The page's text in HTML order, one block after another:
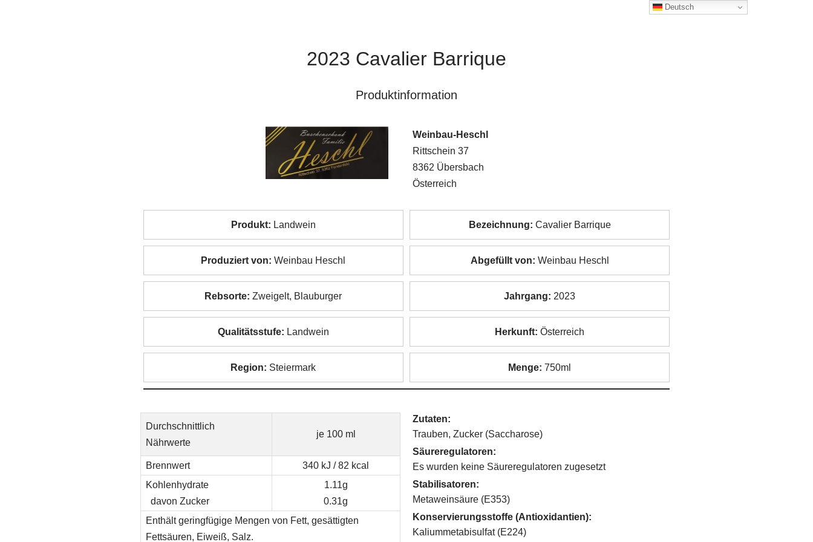
2023 Cavalier Barrique
Produktinformation
Weinbau-Heschl
Rittschein 37
8362 Übersbach
Österreich
Produkt: Landwein Bezeichnung: Cavalier Barrique
Produziert von: Weinbau Heschl Abgefüllt von: Weinbau Heschl
Rebsorte: Zweigelt, Blauburger Jahrgang: 2023
Qualitätsstufe: Landwein Herkunft: Österreich
Region: Steiermark Menge: 750ml
Durchschnittlich
Nährwerte
je 100 ml
Brennwert
340 kJ / 82 kcal
Kohlenhydrate
davon Zucker
1.11g
0.31g
Enthält geringfügige Mengen von Fett, gesättigten
Fettsäuren, Eiweiß, Salz.
Zutaten:
Trauben, Zucker (Saccharose)
Säureregulatoren:
Es wurden keine Säureregulatoren zugesetzt
Stabilisatoren:
Metaweinsäure (E353)
Konservierungsstoffe (Antioxidantien):
Kaliummetabisulfat (E224)
Deutsch